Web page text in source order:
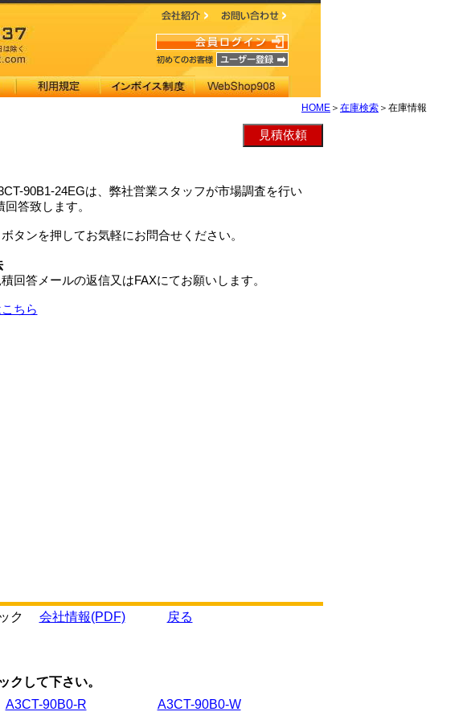
HOME ＞ 在庫検索 ＞在庫情報
90B1-24EGは、弊社営業スタッフが市場調査を行い
答致します。
ボタンを押してお気軽にお問合せください。
回答メールの返信又はFAXにてお願いします。
ちら
ック 会社情報(PDF) 戻る
クして下さい。
A3CT-90B0-R A3CT-90B0-W